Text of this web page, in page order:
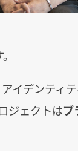
イデンティテ
ジェクトはブ